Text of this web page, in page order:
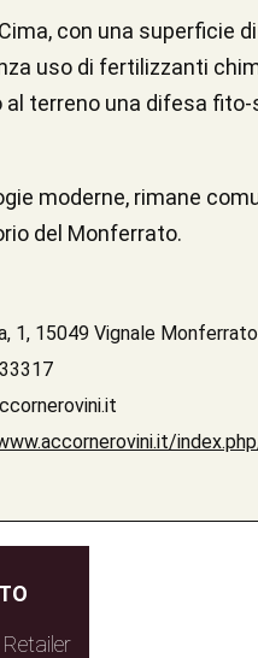
con una superficie
uso di fertilizzanti
terreno una difesa
moderne, rimane
del Monferrato.
1, 15049 Vignale